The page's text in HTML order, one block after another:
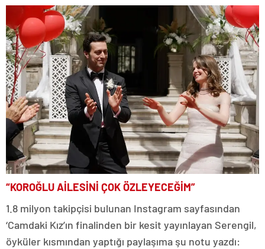
“KOROĞLU AİLESİNİ ÇOK ÖZLEYECEĞİM”
1.8 milyon takipçisi bulunan Instagram sayfasından
‘Camdaki Kız’ın finalinden bir kesit yayınlayan Serengil,
öyküler kısmından yaptığı paylaşıma şu notu yazdı: